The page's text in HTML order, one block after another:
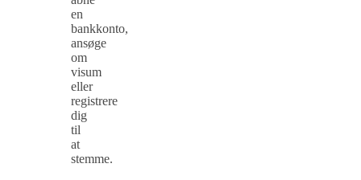
en
bankkonto,
ansøge
om
visum
eller
registrere
dig
til
at
stemme.